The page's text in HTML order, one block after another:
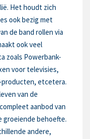
Het houdt zich
ook bezig met
de band rollen via
ook veel
zoals Powerbank-
voor televisies,
producten, etcetera.
van de
aanbod van
groeiende behoefte.
andere,